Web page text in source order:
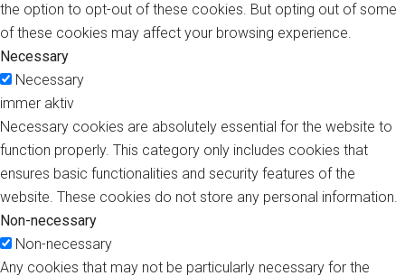
the option to opt-out of these cookies. But opting out of some
of these cookies may affect your browsing experience.
Necessary
Necessary
immer aktiv
Necessary cookies are absolutely essential for the website to
function properly. This category only includes cookies that
ensures basic functionalities and security features of the
website. These cookies do not store any personal information.
Non-necessary
Non-necessary
Any cookies that may not be particularly necessary for the